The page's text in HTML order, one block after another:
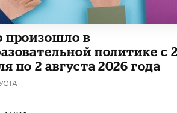
произошло в
политике с
по 2 августа 2026 года